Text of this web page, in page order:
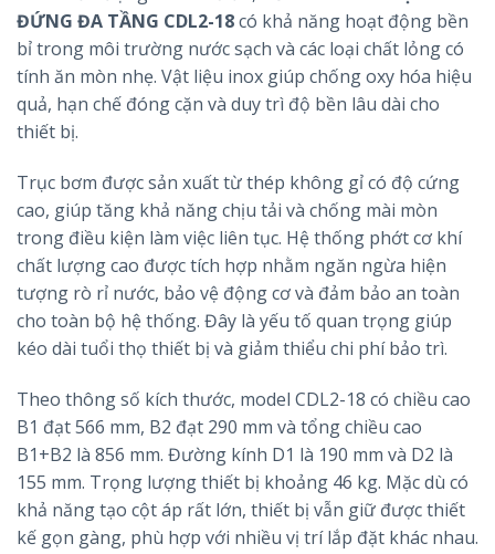
ĐỨNG ĐA TẦNG CDL2-18có khả năng hoạt động bền
bỉ trong môi trường nước sạch và các loại chất lỏng có
tính ăn mòn nhẹ. Vật liệu inox giúp chống oxy hóa hiệu
quả, hạn chế đóng cặn và duy trì độ bền lâu dài cho
thiết bị.
Trục bơm được sản xuất từ thép không gỉ có độ cứng
cao, giúp tăng khả năng chịu tải và chống mài mòn
trong điều kiện làm việc liên tục. Hệ thống phớt cơ khí
chất lượng cao được tích hợp nhằm ngăn ngừa hiện
tượng rò rỉ nước, bảo vệ động cơ và đảm bảo an toàn
cho toàn bộ hệ thống. Đây là yếu tố quan trọng giúp
kéo dài tuổi thọ thiết bị và giảm thiểu chi phí bảo trì.
Theo thông số kích thước, model CDL2-18 có chiều cao
B1 đạt 566 mm, B2 đạt 290 mm và tổng chiều cao
B1+B2 là 856 mm. Đường kính D1 là 190 mm và D2 là
155 mm. Trọng lượng thiết bị khoảng 46 kg. Mặc dù có
khả năng tạo cột áp rất lớn, thiết bị vẫn giữ được thiết
kế gọn gàng, phù hợp với nhiều vị trí lắp đặt khác nhau.